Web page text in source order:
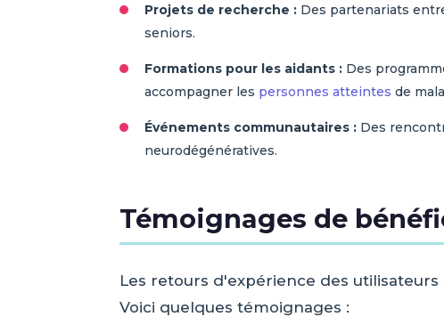
Projets de recherche : Des partenariats
seniors.
Formations pour les aidants : Des
accompagner les personnes atteintes de
Événements communautaires : Des
neurodégénératives.
Témoignages de
Les retours d'expérience des
Voici quelques témoignages :